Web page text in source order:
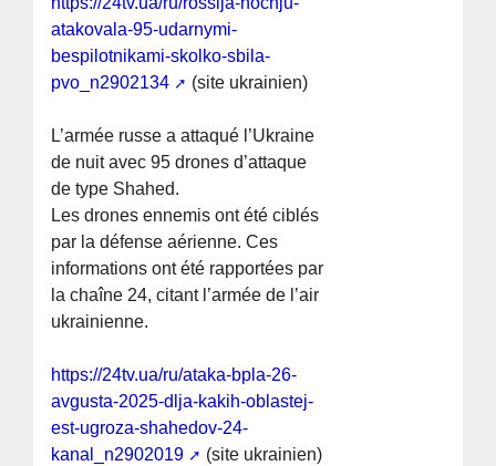
atakovala-95-udarnymi-
bespilotnikami-skolko-sbila-
pvo_n2902134
(site ukrainien)
L’armée russe a attaqué l’Ukraine
de nuit avec 95 drones d’attaque
de type Shahed.
Les drones ennemis ont été ciblés
par la défense aérienne. Ces
informations ont été rapportées par
la chaîne 24, citant l’armée de l’air
ukrainienne.
https://24tv.ua/ru/ataka-bpla-26-
avgusta-2025-dlja-kakih-oblastej-
est-ugroza-shahedov-24-
kanal_n2902019
(site ukrainien)